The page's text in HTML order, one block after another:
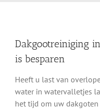
Dakgootreiniging
is besparen
Heeft u last van
water in watervalletjes
het tijd om uw